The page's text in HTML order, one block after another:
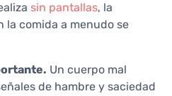
sin pantallas, la
la comida a menudo se
Un cuerpo mal
de hambre y saciedad